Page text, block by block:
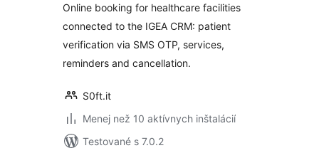
Online booking for healthcare facilities
connected to the IGEA CRM: patient
verification via SMS OTP, services,
reminders and cancellation.
S0ft.it
Menej než 10 aktívnych inštalácií
Testované s 7.0.2